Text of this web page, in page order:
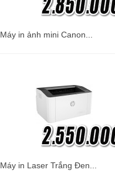
Máy in ảnh mini Canon...
Máy in Laser Trắng Đen...